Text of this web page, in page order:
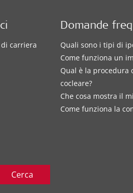
Domande
Quali sono i tipi di
Come funziona un
Qual è la
cocleare?
Che cosa mostra il
Come funziona la
carriera
Cerca